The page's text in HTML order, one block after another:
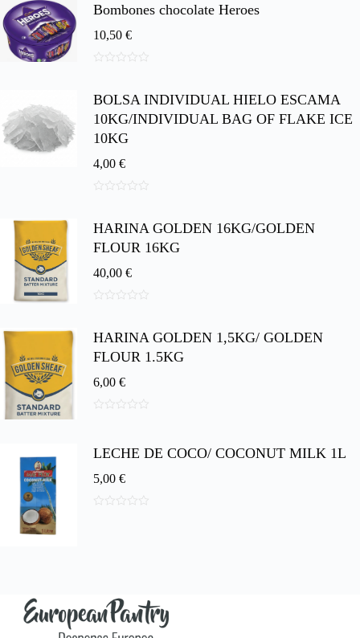
5
Bombones chocolate Heroes
10,50 €
e
BOLSA INDIVIDUAL HIELO ESCAMA
10KG/INDIVIDUAL BAG OF FLAKE ICE
10KG
4,00 €
e
HARINA GOLDEN 16KG/GOLDEN
FLOUR 16KG
40,00 €
e
HARINA GOLDEN 1,5KG/ GOLDEN
FLOUR 1.5KG
6,00 €
5
LECHE DE COCO/ COCONUT MILK 1L
5,00 €